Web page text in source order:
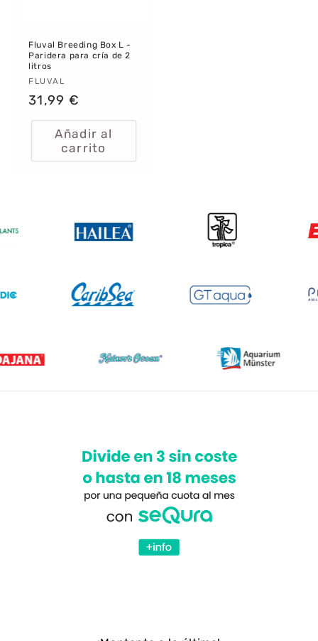
Fluval Breeding Box L -
Paridera para cría de 2
litros
Proveedor:
FLUVAL
Precio
habitual
31,99 €
Añadir al
carrito